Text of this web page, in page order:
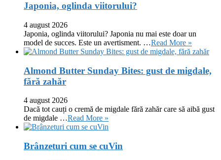
Japonia, oglinda viitorului?
4 august 2026
Japonia, oglinda viitorului? Japonia nu mai este doar un
model de succes. Este un avertisment. …Read More »
Almond Butter Sunday Bites: gust de migdale,
fără zahăr
4 august 2026
Dacă tot cauți o cremă de migdale fără zahăr care să aibă gust
de migdale …Read More »
Brânzeturi cum se cuVin